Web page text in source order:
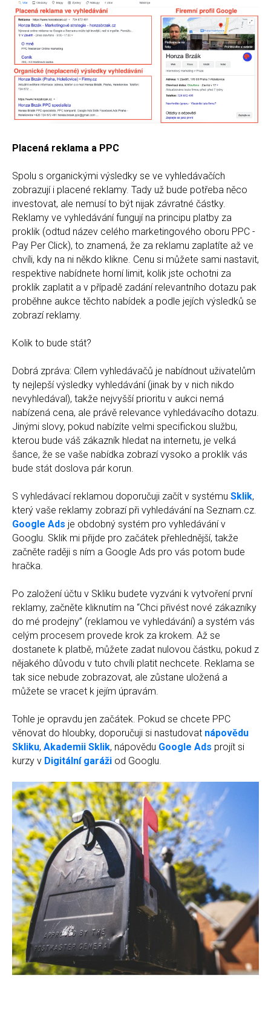
Placená reklama a PPC
Spolu s organickými výsledky se ve vyhledávačích
zobrazují i placené reklamy. Tady už bude potřeba něco
investovat, ale nemusí to být nijak závratné částky.
Reklamy ve vyhledávání fungují na principu platby za
proklik (odtud název celého marketingového oboru PPC -
Pay Per Click), to znamená, že za reklamu zaplatíte až ve
chvíli, kdy na ni někdo klikne. Cenu si můžete sami nastavit,
respektive nabídnete horní limit, kolik jste ochotni za
proklik zaplatit a v případě zadání relevantního dotazu pak
proběhne aukce těchto nabídek a podle jejích výsledků se
zobrazí reklamy.
Kolik to bude stát?
Dobrá zpráva: Cílem vyhledávačů je nabídnout uživatelům
ty nejlepší výsledky vyhledávání (jinak by v nich nikdo
nevyhledával), takže nejvyšší prioritu v aukci nemá
nabízená cena, ale právě relevance vyhledávacího dotazu.
Jinými slovy, pokud nabízíte velmi specifickou službu,
kterou bude váš zákazník hledat na internetu, je velká
šance, že se vaše nabídka zobrazí vysoko a proklik vás
bude stát doslova pár korun.
S vyhledávací reklamou doporučuji začít v systému Sklik,
který vaše reklamy zobrazí při vyhledávání na Seznam.cz.
Google Ads je obdobný systém pro vyhledávání v
Googlu. Sklik mi přijde pro začátek přehlednější, takže
začněte raději s ním a Google Ads pro vás potom bude
hračka.
Po založení účtu v Skliku budete vyzváni k vytvoření první
reklamy, začněte kliknutím na “Chci přivést nové zákazníky
do mé prodejny” (reklamou ve vyhledávání) a systém vás
celým procesem provede krok za krokem. Až se
dostanete k platbě, můžete zadat nulovou částku, pokud z
nějakého důvodu v tuto chvíli platit nechcete. Reklama se
tak sice nebude zobrazovat, ale zůstane uložená a
můžete se vracet k jejím úpravám.
Tohle je opravdu jen začátek. Pokud se chcete PPC
věnovat do hloubky, doporučuji si nastudovat nápovědu
Skliku, Akademii Sklik, nápovědu Google Ads projít si
kurzy v Digitální garáži od Googlu.